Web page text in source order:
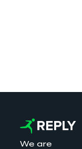
We are